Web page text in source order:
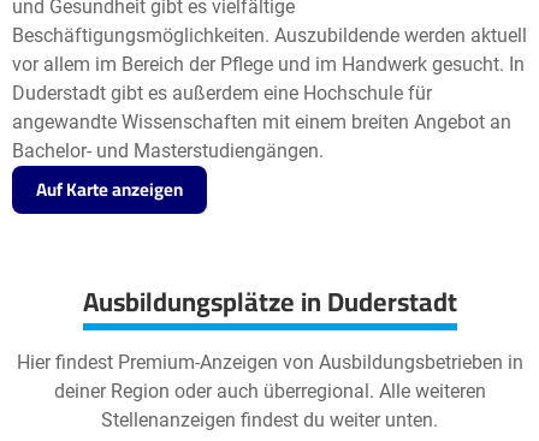
und Gesundheit gibt es vielfältige
Beschäftigungsmöglichkeiten. Auszubildende werden aktuell
vor allem im Bereich der Pflege und im Handwerk gesucht. In
Duderstadt gibt es außerdem eine Hochschule für
angewandte Wissenschaften mit einem breiten Angebot an
Bachelor- und Masterstudiengängen.
Auf Karte anzeigen
Ausbildungsplätze in Duderstadt
Hier findest Premium-Anzeigen von Ausbildungsbetrieben in
deiner Region oder auch überregional. Alle weiteren
Stellenanzeigen findest du weiter unten.